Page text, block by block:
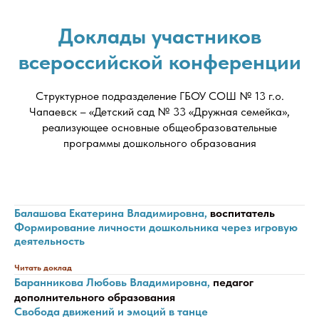
Доклады участников
всероссийской конференции
Структурное подразделение ГБОУ СОШ № 13 г.о.
Чапаевск – «Детский сад № 33 «Дружная семейка»,
реализующее основные общеобразовательные
программы дошкольного образования
Балашова Екатерина Владимировна, воспитатель
Формирование личности дошкольника через игровую
деятельность
Читать доклад
Баранникова Любовь Владимировна, педагог
дополнительного образования
Свобода движений и эмоций в танце